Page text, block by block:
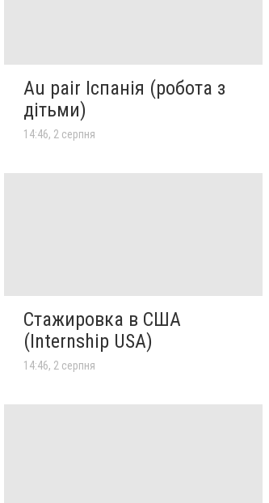
Au pair Іспанія (робота з
дітьми)
14:46, 2 серпня
Стажировка в США
(Internship USA)
14:46, 2 серпня